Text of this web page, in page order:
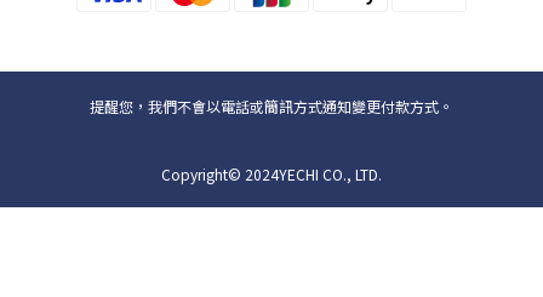
提醒您，我們不會以電話或簡訊方式通知變更付款方式。
Copyright© 2024YECHI CO., LTD.